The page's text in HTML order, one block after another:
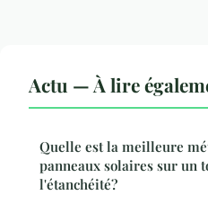
Actu — À lire
Quelle est la meilleure
panneaux solaires sur un
l'étanchéité?